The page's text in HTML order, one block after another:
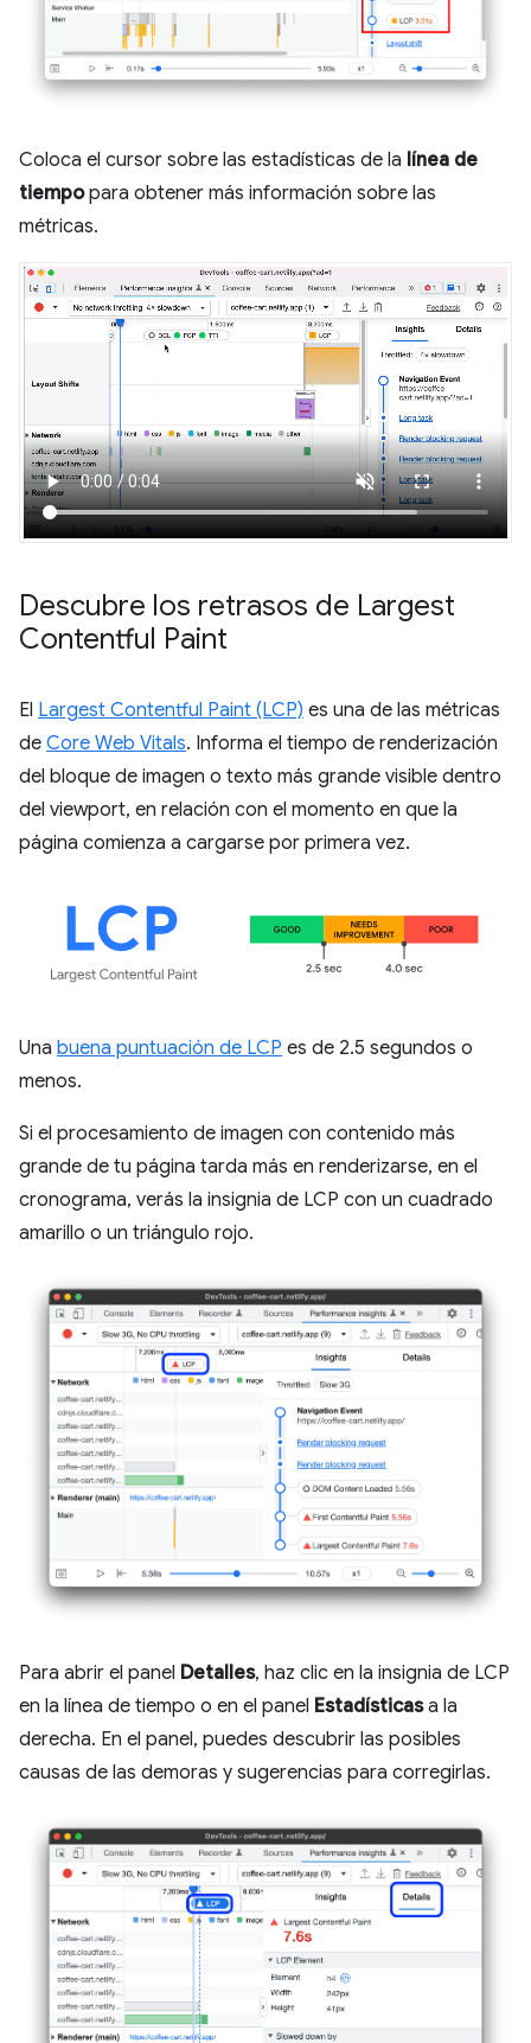
Coloca el cursor sobre las estadísticas de la línea de
tiempopara obtener más información sobre las
métricas.
Descubre los retrasos de Largest
Contentful Paint
El Largest Contentful Paint (LCP) es una de las métricas
de Core Web Vitals. Informa el tiempo de renderización
del bloque de imagen o texto más grande visible dentro
del viewport, en relación con el momento en que la
página comienza a cargarse por primera vez.
Una buena puntuación de LCP es de 2.5 segundos o
menos.
Si el procesamiento de imagen con contenido más
grande de tu página tarda más en renderizarse, en el
cronograma, verás la insignia de LCP con un cuadrado
amarillo o un triángulo rojo.
Para abrir el panel Detalles, haz clic en la insignia de LCP
en la línea de tiempo o en el panel Estadísticasa la
derecha. En el panel, puedes descubrir las posibles
causas de las demoras y sugerencias para corregirlas.